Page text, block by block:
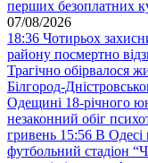
перших безоплатних
07/08/2026
18:36 Чотирьох
району посмертно
Трагічно обірвалося
Білгород-
Одещині 18-річного
незаконний обіг
гривень 15:56 В Одесі
футбольний стадіон